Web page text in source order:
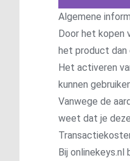
Algemene
Door het kopen
het product dan
Het activeren
kunnen
Vanwege de
weet dat je
Bij